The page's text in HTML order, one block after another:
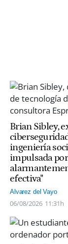
Brian Sibley,
ingeniería
impulsada
efectiva"
Alvarez del Vayo
06/08/2026 11:31h